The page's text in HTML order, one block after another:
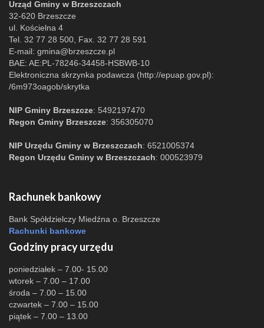
Urząd Gminy w Brzeszczach
32-620 Brzeszcze
ul. Kościelna 4
Tel. 32 77 28 500, Fax. 32 77 28 591
E-mail: gmina@brzeszcze.pl
BAE: AE:PL-78246-34458-HSBWB-10
Elektroniczna skrzynka podawcza (http://epuap.gov.pl):
/6m973oagob/skrytka
NIP Gminy Brzeszcze: 5492197470
Regon Gminy Brzeszcze: 356305070
NIP Urzędu Gminy w Brzeszczach: 6521005374
Regon Urzędu Gminy w Brzeszczach: 000523979
Rachunek bankowy
Bank Spółdzielczy Miedźna o. Brzeszcze
Rachunki bankowe
Godziny pracy urzędu
poniedziałek – 7.00- 15.00
wtorek – 7.00 – 17.00
środa – 7.00 – 15.00
czwartek – 7.00 – 15.00
piątek – 7.00 – 13.00